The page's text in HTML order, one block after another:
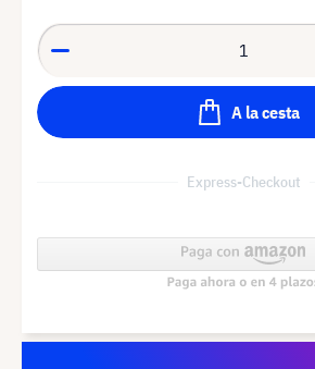
A la cesta
Express-Checkout